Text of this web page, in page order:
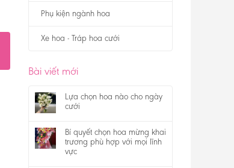
Phụ kiện ngành hoa
Xe hoa - Tráp hoa cưới
Bài viết mới
Lựa chọn hoa nào cho ngày
cưới
Bí quyết chọn hoa mừng khai
trương phù hợp với mọi lĩnh
vực